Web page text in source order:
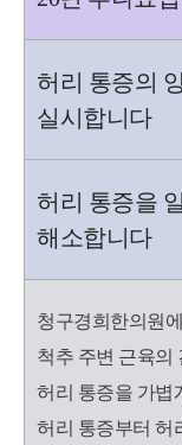
허리 통증의
실시합니다
허리 통증을
해소합니다
청구경희한의원
척추 주변 근육의
허리 통증을 가볍
허리 통증부터 허